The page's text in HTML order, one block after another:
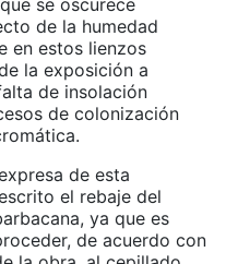
de la humedad
en estos lienzos
la exposición a
de insolación
de colonización
de esta
el rebaje del
ya que es
de acuerdo con